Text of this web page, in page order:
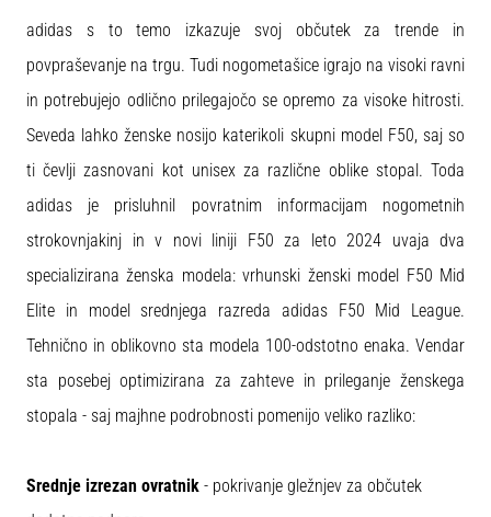
adidas s to temo izkazuje svoj občutek za trende in
povpraševanje na trgu. Tudi nogometašice igrajo na visoki ravni
in potrebujejo odlično prilegajočo se opremo za visoke hitrosti.
Seveda lahko ženske nosijo katerikoli skupni model F50, saj so
ti čevlji zasnovani kot unisex za različne oblike stopal. Toda
adidas je prisluhnil povratnim informacijam nogometnih
strokovnjakinj in v novi liniji F50 za leto 2024 uvaja dva
specializirana ženska modela: vrhunski ženski model F50 Mid
Elite in model srednjega razreda adidas F50 Mid League.
Tehnično in oblikovno sta modela 100-odstotno enaka. Vendar
sta posebej optimizirana za zahteve in prileganje ženskega
stopala - saj majhne podrobnosti pomenijo veliko razliko:
Srednje izrezan ovratnik - pokrivanje gležnjev za občutek